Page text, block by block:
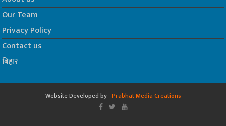
Our Team
Privacy Policy
Contact us
बिहार
Website Developed by -Prabhat Media Creations